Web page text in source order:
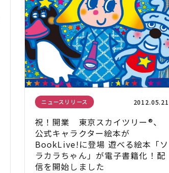
ニュースリリース 2012.05.21
祝！開業 東京スカイツリー®、
公式キャラクター絵本が
BookLive!に登場 遊べる絵本「ソ
ラカラちゃん」が電子書籍化！配
信を開始しました